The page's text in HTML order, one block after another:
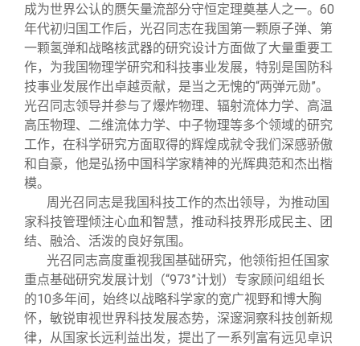
成为世界公认的赝矢量流部分守恒定理奠基人之一。60
年代初归国工作后，光召同志在我国第一颗原子弹、第
一颗氢弹和战略核武器的研究设计方面做了大量重要工
作，为我国物理学研究和科技事业发展，特别是国防科
技事业发展作出卓越贡献，是当之无愧的“两弹元勋”。
光召同志领导并参与了爆炸物理、辐射流体力学、高温
高压物理、二维流体力学、中子物理等多个领域的研究
工作，在科学研究方面取得的辉煌成就令我们深感骄傲
和自豪，他是弘扬中国科学家精神的光辉典范和杰出楷
模。
周光召同志是我国科技工作的杰出领导，为推动国
家科技管理倾注心血和智慧，推动科技界形成民主、团
结、融洽、活泼的良好氛围。
光召同志高度重视我国基础研究，他领衔担任国家
重点基础研究发展计划（“973”计划）专家顾问组组长
的10多年间，始终以战略科学家的宽广视野和博大胸
怀，敏锐审视世界科技发展态势，深邃洞察科技创新规
律，从国家长远利益出发，提出了一系列富有远见卓识